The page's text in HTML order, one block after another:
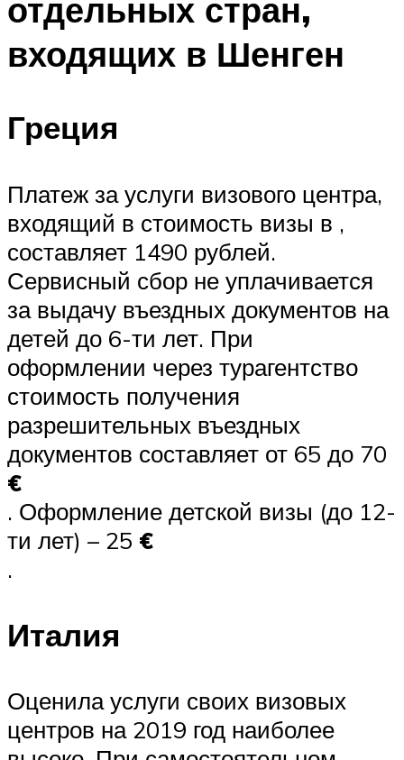
отдельных стран,
входящих в Шенген
Греция
Платеж за услуги визового центра,
входящий в стоимость визы в ,
составляет 1490 рублей.
Сервисный сбор не уплачивается
за выдачу въездных документов на
детей до 6-ти лет. При
оформлении через турагентство
стоимость получения
разрешительных въездных
документов составляет от 65 до 70
€
. Оформление детской визы (до 12-
ти лет) – 25 €
.
Италия
Оценила услуги своих визовых
центров на 2019 год наиболее